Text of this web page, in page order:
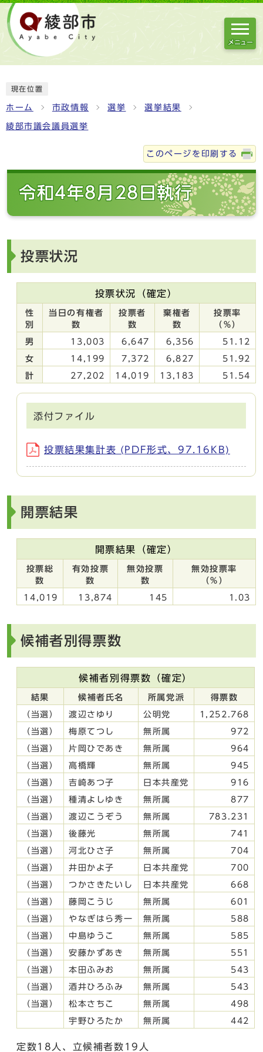
メニュー
現在位置
ホーム 市政情報 選挙 選挙結果
綾部市議会議員選挙
このページを印刷する
令和4年8月28日執行
投票状況
投票状況（確定）
性
別
当日の有権者
数
投票者
数
棄権者
数
投票率
（％）
男 13,003 6,647 6,356 51.12
女 14,199 7,372 6,827 51.92
計 27,202 14,019 13,183 51.54
添付ファイル
投票結果集計表 (PDF形式、97.16KB)
開票結果
開票結果（確定）
投票総
数
有効投票
数
無効投票
数
無効投票率
（％）
14,019 13,874 145 1.03
候補者別得票数
候補者別得票数（確定）
結果 候補者氏名 所属党派 得票数
（当選） 渡辺さゆり 公明党 1,252.768
（当選） 梅原てつし 無所属 972
（当選） 片岡ひであき 無所属 964
（当選） 高橋輝 無所属 945
（当選） 吉崎あつ子 日本共産党 916
（当選） 種清よしゆき 無所属 877
（当選） 渡辺こうぞう 無所属 783.231
（当選） 後藤光 無所属 741
（当選） 河北ひさ子 無所属 704
（当選） 井田かよ子 日本共産党 700
（当選） つかさきたいし 日本共産党 668
（当選） 藤岡こうじ 無所属 601
（当選） やなぎはら秀一 無所属 588
（当選） 中島ゆうこ 無所属 585
（当選） 安藤かずあき 無所属 551
（当選） 本田ふみお 無所属 543
（当選） 酒井ひろふみ 無所属 543
（当選） 松本さちこ 無所属 498
宇野ひろたか 無所属 442
定数18人、立候補者数19人